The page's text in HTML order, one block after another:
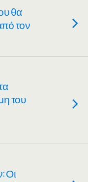
θα
τον
του
Οι